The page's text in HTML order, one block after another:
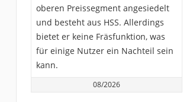
oberen Preissegment angesiedelt
und besteht aus HSS. Allerdings
bietet er keine Fräsfunktion, was
für einige Nutzer ein Nachteil sein
kann.
08/2026